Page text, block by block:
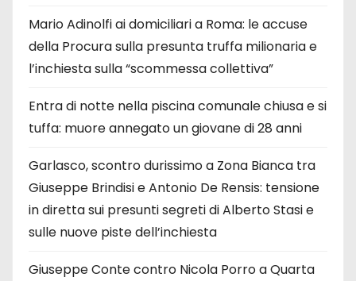
Mario Adinolfi ai domiciliari a Roma: le accuse
della Procura sulla presunta truffa milionaria e
l’inchiesta sulla “scommessa collettiva”
Entra di notte nella piscina comunale chiusa e si
tuffa: muore annegato un giovane di 28 anni
Garlasco, scontro durissimo a Zona Bianca tra
Giuseppe Brindisi e Antonio De Rensis: tensione
in diretta sui presunti segreti di Alberto Stasi e
sulle nuove piste dell’inchiesta
Giuseppe Conte contro Nicola Porro a Quarta